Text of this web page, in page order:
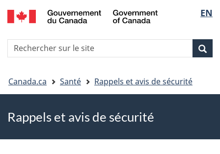
Skip
to
Skip
to
Passer
à
HTML
de
la
EN
Recherche
Vous
êtes
ici
Canada.ca Santé Rappels et avis de sécurité
Rappels et avis de sécurité